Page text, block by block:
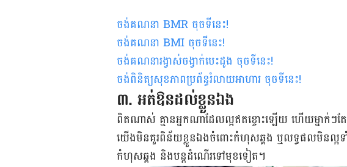
ចង់គណនា BMR ចុចទីនេះ!
ចង់គណនា BMI ចុចទីនេះ!
ចង់គណនារង្វាស់ចង្វាក់បេះដូង ចុចទីនេះ!
ចង់ពិនិត្យសុខភាពប្រព័ន្ធរំលាយអាហារ ចុចទីនេះ!
៣. អត់ឱន​ដល់​ខ្លួន​ឯង
ពិត​ណាស់ គ្មាន​អ្នក​ណា​ដែល​ល្អ​ឥតខ្ចោះ​ឡើយ ហើយ​ម្នាក់​ៗ​ត
យើង​មិន​គួរ​ពិន័យ​ខ្លួន​ឯង​ចំពោះ​កំហុស​ឆ្គង​ ឬ​លទ្ធផល​មិន​ល្អ​
កំហុស​ឆ្គង​ និង​បន្ត​ដំណើរ​ទៅ​មុខ​ទៀត។